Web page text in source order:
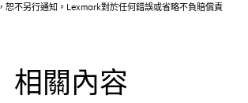
恕不另行通知。Lexmark對於任何錯誤或省略不負賠償責
相關內容